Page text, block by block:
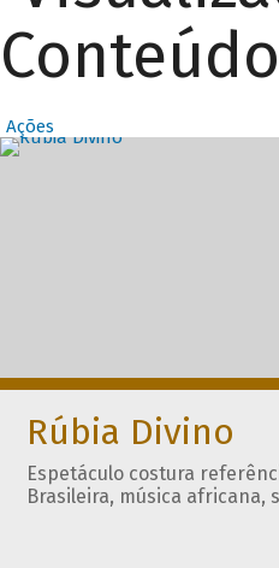
Ações
Rúbia Divino
Espetáculo costura
Brasileira, música africana,